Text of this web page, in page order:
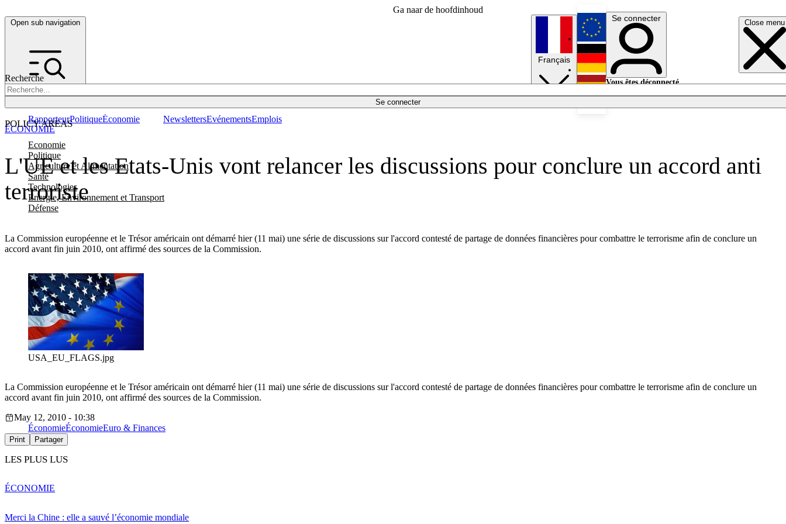
Ga naar de hoofdinhoud
Open sub navigation Close menu
Recherche
Se connecter
POLICY AREAS
Economie
Politique
Agriculture et Alimentation
Santé
Technologies
Energie, Environnement et Transport
Défense
RapporteurPolitiqueÉconomie NewslettersEvénementsEmplois
Français
English
Deutsch
Se connecter
Vous êtes déconnecté.
L'UE et les Etats-Unis vont relancer les discussions pour conclure un accord anti
terroriste
La Commission européenne et le Trésor américain ont démarré hier (11 mai) une série de discussions sur l'accord contesté de partage de données financières pour combattre le terrorisme afin de conclure un
accord avant fin juin 2010, ont affirmé des sources de la Commission.
ÉCONOMIE
USA_EU_FLAGS.jpg
La Commission européenne et le Trésor américain ont démarré hier (11 mai) une série de discussions sur l'accord contesté de partage de données financières pour combattre le terrorisme afin de conclure un
accord avant fin juin 2010, ont affirmé des sources de la Commission.
May 12, 2010 - 10:38
ÉconomieÉconomieEuro & Finances
Print Partager
LES PLUS LUS
Merci la Chine : elle a sauvé l’économie mondiale
ÉCONOMIE